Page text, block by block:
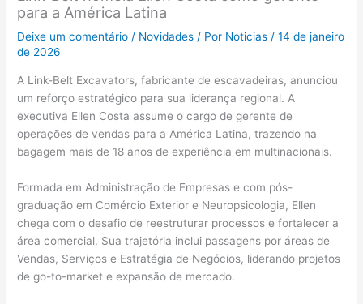
para a América Latina
Deixe um comentário / Novidades / Por Noticias /14 de janeiro
de 2026
A Link-Belt Excavators, fabricante de escavadeiras, anunciou
um reforço estratégico para sua liderança regional. A
executiva Ellen Costa assume o cargo de gerente de
operações de vendas para a América Latina, trazendo na
bagagem mais de 18 anos de experiência em multinacionais.
Formada em Administração de Empresas e com pós-
graduação em Comércio Exterior e Neuropsicologia, Ellen
chega com o desafio de reestruturar processos e fortalecer a
área comercial. Sua trajetória inclui passagens por áreas de
Vendas, Serviços e Estratégia de Negócios, liderando projetos
de go-to-market e expansão de mercado.